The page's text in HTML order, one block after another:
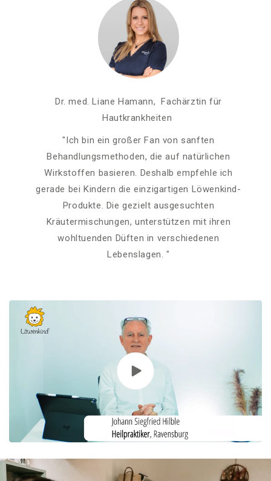
Dr. med. Liane Hamann, Fachärztin für
Hautkrankheiten
"Ich bin ein großer Fan von sanften
Behandlungsmethoden, die auf natürlichen
Wirkstoffen basieren. Deshalb empfehle ich
gerade bei Kindern die einzigartigen Löwenkind-
Produkte. Die gezielt ausgesuchten
Kräutermischungen, unterstützen mit ihren
wohltuenden Düften in verschiedenen
Lebenslagen. "